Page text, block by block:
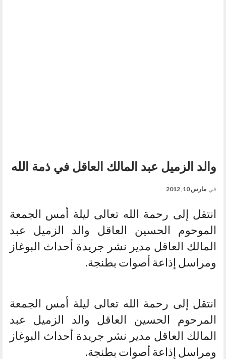
والد الزميل عبد المالك العاقل في ذمة الله
في مارس 10, 2012
انتقل إلى رحمة الله تعالى ليلة أمس الجمعة
الموحوم الحسين العاقل والد الزميل عبد
المالك العاقل مدير نشر جريدة أحداث البوغاز
ومراسل إذاعة أصوات بطنجة.
انتقل إلى رحمة الله تعالى ليلة أمس الجمعة
المرحوم الحسين العاقل والد الزميل عبد
المالك العاقل مدير نشر جريدة أحداث البوغاز
ومراسل إذاعة أصوات بطنجة.